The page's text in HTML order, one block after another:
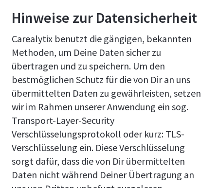
Hinweise zur Datensicherheit
Carealytix benutzt die gängigen, bekannten
Methoden, um Deine Daten sicher zu
übertragen und zu speichern. Um den
bestmöglichen Schutz für die von Dir an uns
übermittelten Daten zu gewährleisten, setzen
wir im Rahmen unserer Anwendung ein sog.
Transport-Layer-Security
Verschlüsselungsprotokoll oder kurz: TLS-
Verschlüsselung ein. Diese Verschlüsselung
sorgt dafür, dass die von Dir übermittelten
Daten nicht während Deiner Übertragung an